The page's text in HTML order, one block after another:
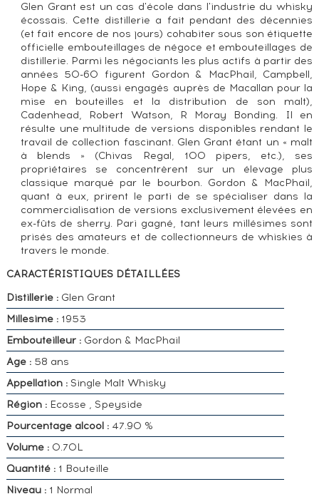
Glen Grant est un cas d'école dans l'industrie du whisky
écossais. Cette distillerie a fait pendant des décennies
(et fait encore de nos jours) cohabiter sous son étiquette
officielle embouteillages de négoce et embouteillages de
distillerie. Parmi les négociants les plus actifs à partir des
années 50-60 figurent Gordon & MacPhail, Campbell,
Hope & King, (aussi engagés auprès de Macallan pour la
mise en bouteilles et la distribution de son malt),
Cadenhead, Robert Watson, R Moray Bonding. Il en
résulte une multitude de versions disponibles rendant le
travail de collection fascinant. Glen Grant étant un « malt
à blends » (Chivas Regal, 100 pipers, etc.), ses
propriétaires se concentrèrent sur un élevage plus
classique marqué par le bourbon. Gordon & MacPhail,
quant à eux, prirent le parti de se spécialiser dans la
commercialisation de versions exclusivement élevées en
ex-fûts de sherry. Pari gagné, tant leurs millésimes sont
prisés des amateurs et de collectionneurs de whiskies à
travers le monde.
CARACTÉRISTIQUES DÉTAILLÉES
Distillerie :Glen Grant
Millesime :1953
Embouteilleur :Gordon & MacPhail
Age :58 ans
Appellation :Single Malt Whisky
Région : Ecosse , Speyside
Pourcentage alcool :47.90 %
Volume : 0.70L
Quantité :1 Bouteille
Niveau :1 Normal